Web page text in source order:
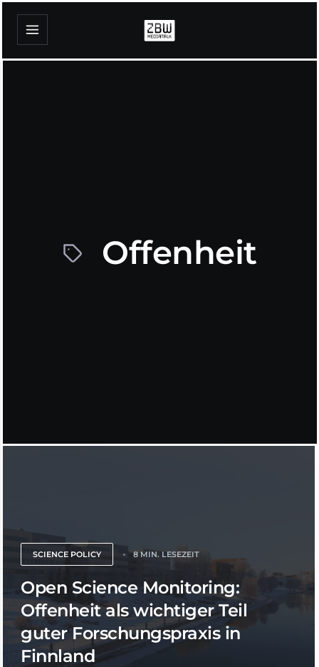
Offenheit
SCIENCE POLICY 8 MIN. LESEZEIT
Open Science Monitoring:
Offenheit als wichtiger Teil
guter Forschungspraxis in
Finnland